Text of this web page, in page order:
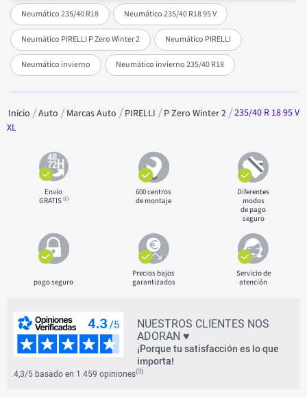
Neumático 235/40 R18 Neumático 235/40 R18 95 V
Neumático PIRELLI P Zero Winter 2 Neumático PIRELLI
Neumático invierno Neumático invierno 235/40 R18
Inicio Auto Marcas Auto PIRELLI P Zero Winter 2 235/40 R 18 95 V
XL
Envío
GRATIS(1)
600 centros
de montaje
Diferentes
modos
de pago
seguro
pago seguro
Precios bajos
garantizados
Servicio de
atención
NUESTROS CLIENTES NOS
ADORAN ♥
¡Porque tu satisfacción es lo que
importa!
4,3/5 basado en 1 459 opiniones(3)